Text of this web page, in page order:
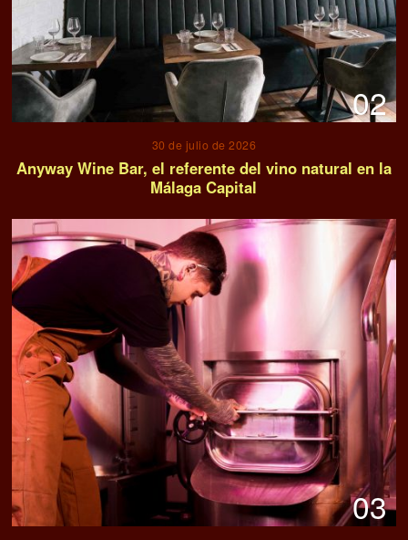
02
30 de julio de 2026
Anyway Wine Bar, el referente del vino natural en la
Málaga Capital
03